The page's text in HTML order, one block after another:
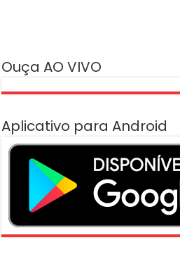
Ouça AO VIVO
Aplicativo para Android